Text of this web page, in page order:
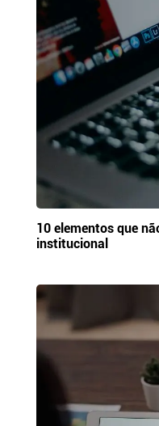
10 elementos que
institucional